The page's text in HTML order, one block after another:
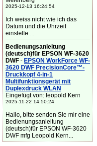
2025-12-13 16:24:54
Ich weiss nicht wie ich das
Datum und die Uhrzeit
einstelle....
Bedienungsanleitung
(deutsch)für EPSON WF-3620
DWF - EPSON WorkForce WF-
3620 DWF PrecisionCore™-
Druckkopf 4-in-1
Multifunktionsgerät mit
Duplexdruck WLAN
Eingefügt von: leopold Kern
2025-11-22 14:50:24
Hallo, bitte senden Sie mir eine
Bedienungsanleitung
(deutsch)für EPSON WF-3620
DWF mfg Leopold Kern...